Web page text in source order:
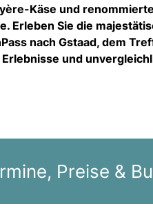
Käse und
Erleben Sie die
nach Gstaad, dem
und
Preise &